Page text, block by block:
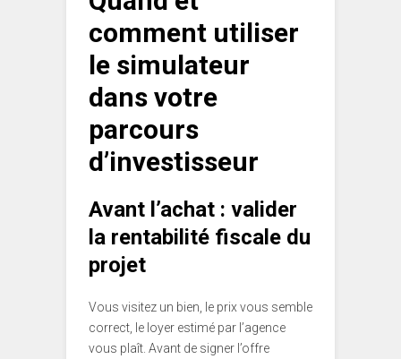
comment utiliser
le simulateur
dans votre
parcours
d’investisseur
Avant l’achat : valider
la rentabilité fiscale du
projet
Vous visitez un bien, le prix vous semble
correct, le loyer estimé par l’agence
vous plaît. Avant de signer l’offre